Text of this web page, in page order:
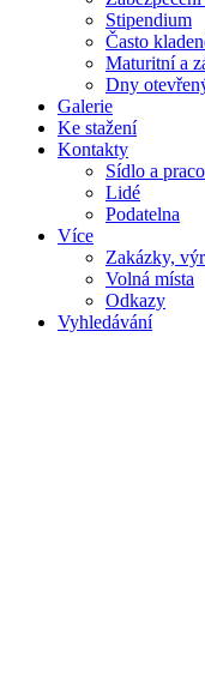
Stipendium
Často
Maturitní a
Dny
Galerie
Ke stažení
Kontakty
Sídlo a
Lidé
Podatelna
Více
Zakázky,
Volná místa
Odkazy
Vyhledávání